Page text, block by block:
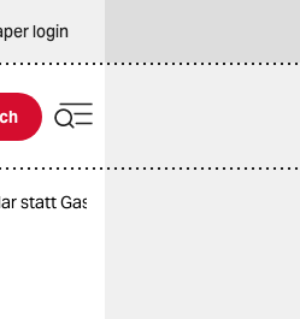
login
statt Gasausbau